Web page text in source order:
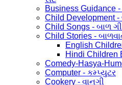
Business Guidance
Child Development -
Child Songs - બાળ
Child Stories -
English
Hindi Children
Comedy-Hasya-
Computer - કમ્પ્યુટર
Cookery - વાનગી